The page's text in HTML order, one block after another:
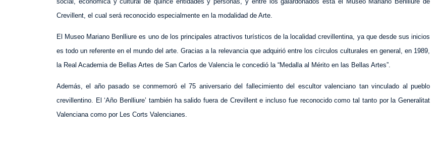
Crevillent, el cual será reconocido especialmente en la modalidad de Arte.
El Museo Mariano Benlliure es uno de los principales atractivos turísticos de la localidad crevillentina, ya que desde sus inicios
es todo un referente en el mundo del arte. Gracias a la relevancia que adquirió entre los círculos culturales en general, en 1989,
la Real Academia de Bellas Artes de San Carlos de Valencia le concedió la “Medalla al Mérito en las Bellas Artes”.
Además, el año pasado se conmemoró el 75 aniversario del fallecimiento del escultor valenciano tan vinculado al pueblo
crevillentino. El ‘Año Benlliure’ también ha salido fuera de Crevillent e incluso fue reconocido como tal tanto por la Generalitat
Valenciana como por Les Corts Valencianes.